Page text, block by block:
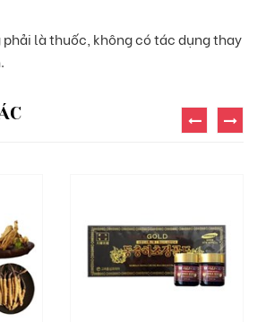
phải là thuốc, không có tác dụng thay